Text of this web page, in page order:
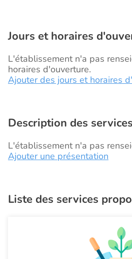
Jours et horaires
L'établissement n'a pas
horaires d'ouverture.
Ajouter des jours et horaires
Description des services
L'établissement n'a pas
Ajouter une présentation
Liste des services